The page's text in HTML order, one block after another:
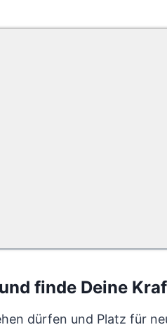
finde Deine
dürfen und Platz für